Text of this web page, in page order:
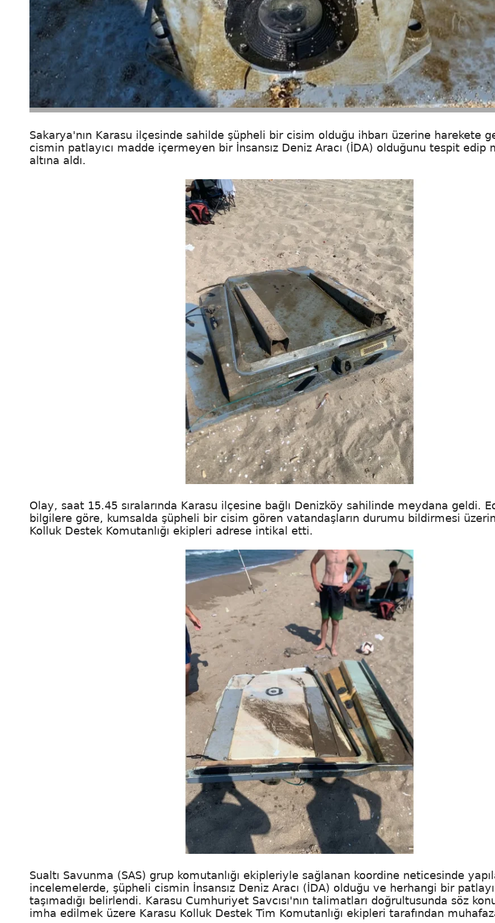
Sakarya'nın Karasu ilçesinde sahilde şüpheli bir cisim olduğu ihbarı üzerine harekete
cismin patlayıcı madde içermeyen bir İnsansız Deniz Aracı (İDA) olduğunu tespit edip
altına aldı.
Olay, saat 15.45 sıralarında Karasu ilçesine bağlı Denizköy sahilinde meydana geldi.
bilgilere göre, kumsalda şüpheli bir cisim gören vatandaşların durumu bildirmesi
Kolluk Destek Komutanlığı ekipleri adrese intikal etti.
Sualtı Savunma (SAS) grup komutanlığı ekipleriyle sağlanan koordine neticesinde
incelemelerde, şüpheli cismin İnsansız Deniz Aracı (İDA) olduğu ve herhangi bir
taşımadığı belirlendi. Karasu Cumhuriyet Savcısı'nın talimatları doğrultusunda söz
imha edilmek üzere Karasu Kolluk Destek Tim Komutanlığı ekipleri tarafından